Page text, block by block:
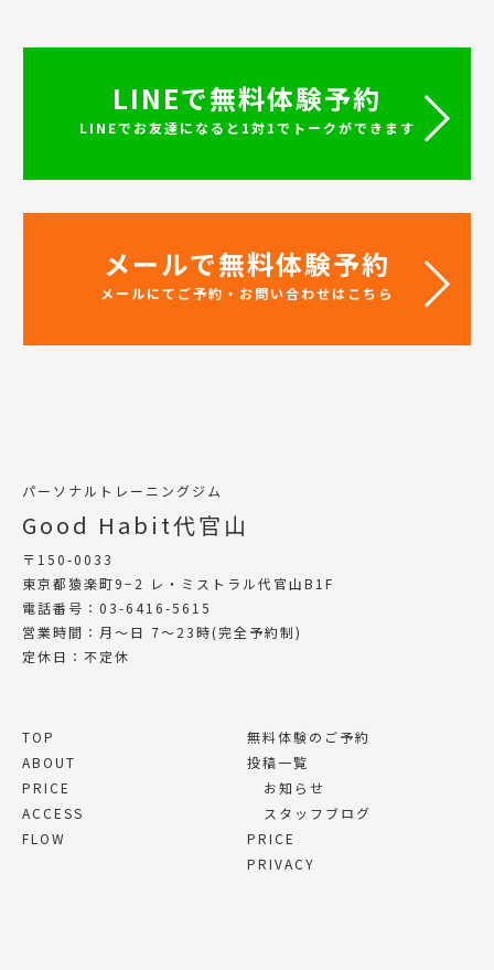
LINEで無料体験予約
LINEでお友達になると1対1でトークができます
メールで無料体験予約
メールにてご予約・お問い合わせはこちら
パーソナルトレーニングジム
Good Habit代官山
〒150-0033
東京都猿楽町9−2 レ・ミストラル代官山B1F
電話番号：03-6416-5615
営業時間：月〜日 7〜23時(完全予約制)
定休日：不定休
TOP
ABOUT
PRICE
ACCESS
FLOW
無料体験のご予約
投稿一覧
お知らせ
スタッフブログ
PRICE
PRIVACY